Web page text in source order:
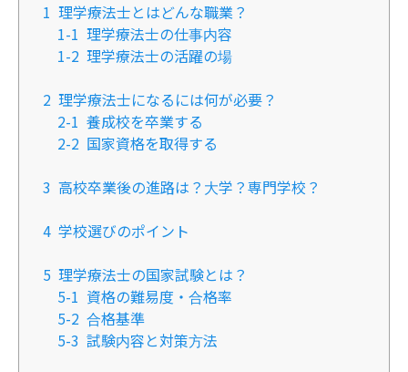
1 理学療法士とはどんな職業？
1-1 ​​理学療法士の仕事内容
1-2 理学療法士の活躍の場
2 理学療法士になるには何が必要？
2-1 ​​養成校を卒業する
2-2 国家資格を取得する​
3 高校卒業後の進路は？大学？専門学校？
4 学校選びのポイント
5 理学療法士の国家試験とは？
5-1 資格の難易度・合格率
5-2 合格基準
5-3 ​​試験内容と対策方法